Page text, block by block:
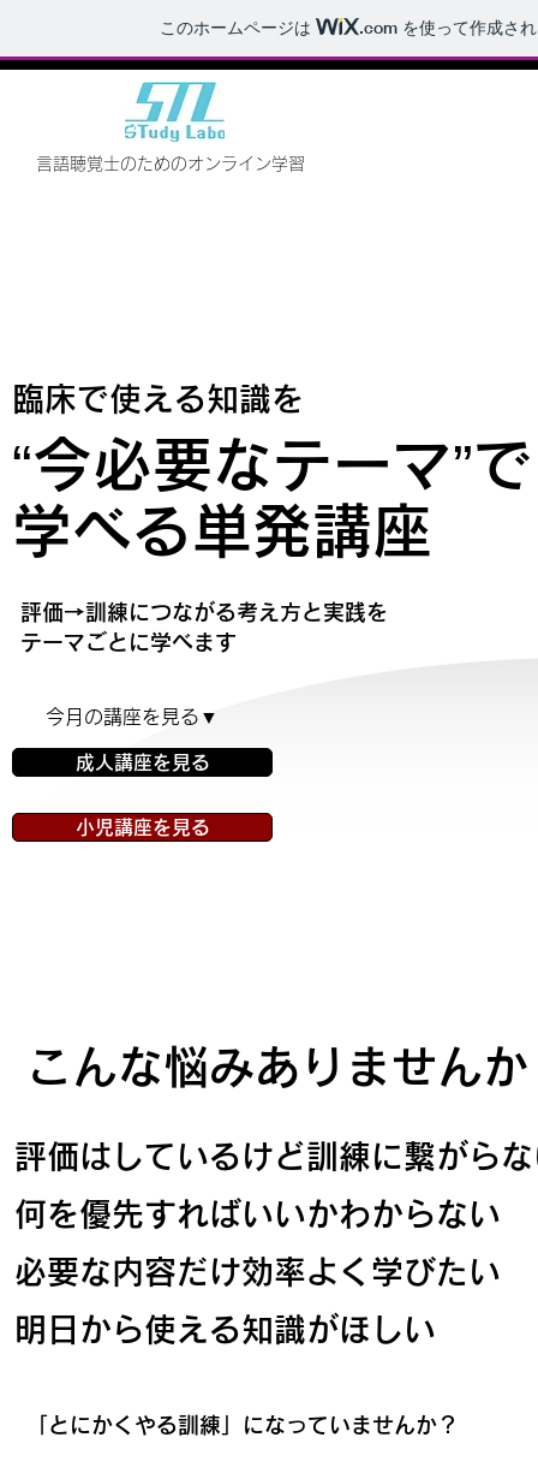
このホームページは .com を使って作成さ
言語聴覚士のためのオンライン学習
臨床で使える知識を
“今必要なテーマ”で
学べる単発講座
評価→訓練につながる考え方と実践を
テーマごとに学べます
今月の講座を見る▼
成人講座を見る
小児講座を見る
こんな悩みありませんか
評価はしているけど訓練に繋がら
何を優先すればいいかわからない
必要な内容だけ効率よく学びたい
明日から使える知識がほしい
「とにかくやる訓練」になっていませんか？